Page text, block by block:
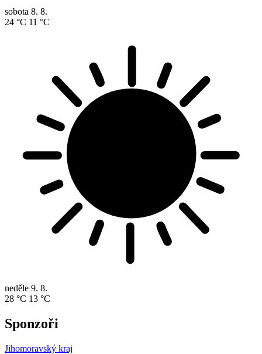
sobota 8. 8.
24 °C 11 °C
neděle 9. 8.
28 °C 13 °C
Sponzoři
Jihomoravský kraj